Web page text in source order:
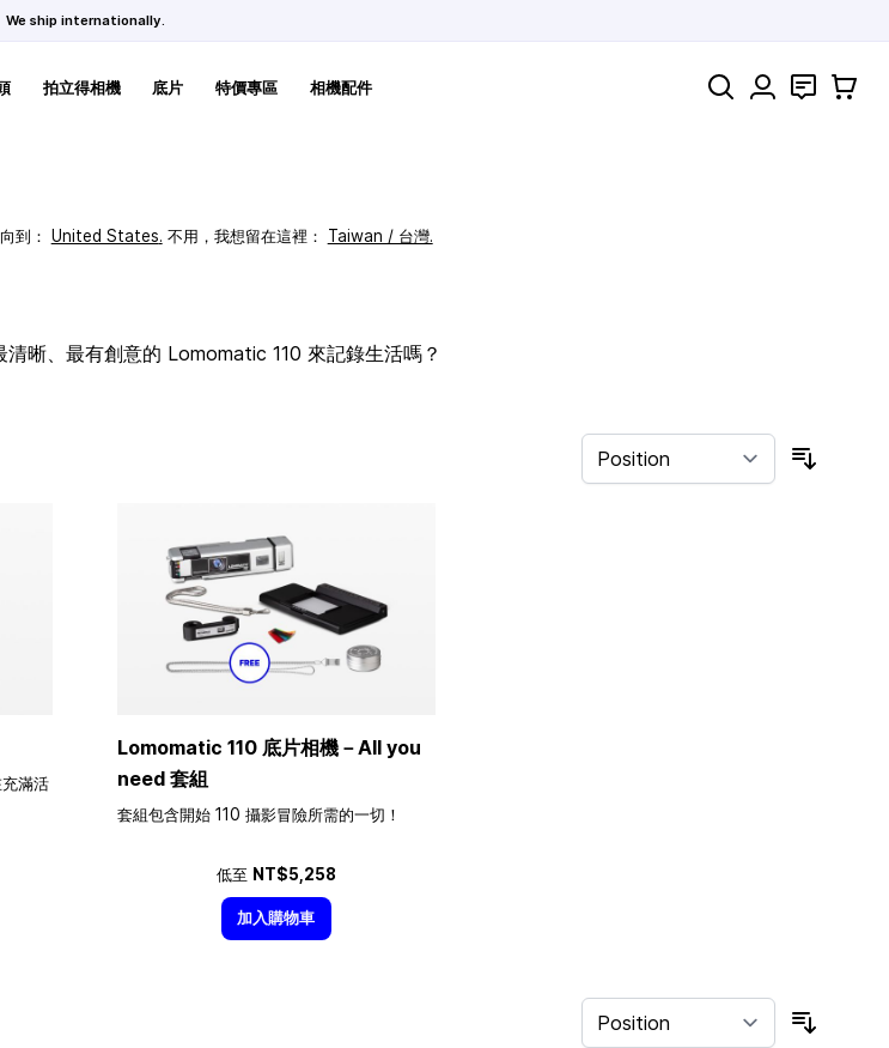
We ship internationally.
拍立得相機 底片 特價專區 相機配件 Search 聯絡 購物車
到： United States. 不用，我想留在這裡： Taiwan / 台灣.
晰、最有創意的 Lomomatic 110 來記錄生活嗎？
滿活
Lomomatic 110 底片相機－All you
need 套組
套組包含開始 110 攝影冒險所需的一切！
低至 NT$5,258
加入購物車